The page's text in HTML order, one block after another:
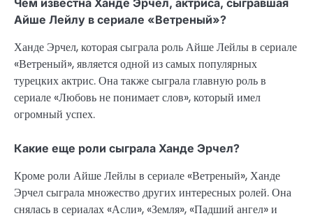
Айше Лейлу в сериале «Ветреный»?
Ханде Эрчел, которая сыграла роль Айше Лейлы в сериале
«Ветреный», является одной из самых популярных
турецких актрис. Она также сыграла главную роль в
сериале «Любовь не понимает слов», который имел
огромный успех.
Какие еще роли сыграла Ханде Эрчел?
Кроме роли Айше Лейлы в сериале «Ветреный», Ханде
Эрчел сыграла множество других интересных ролей. Она
снялась в сериалах «Асли», «Земля», «Падший ангел» и